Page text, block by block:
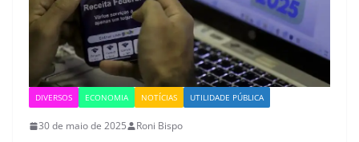
DIVERSOS ECONOMIA NOTÍCIAS UTILIDADE PÚBLICA
30 de maio de 2025 Roni Bispo